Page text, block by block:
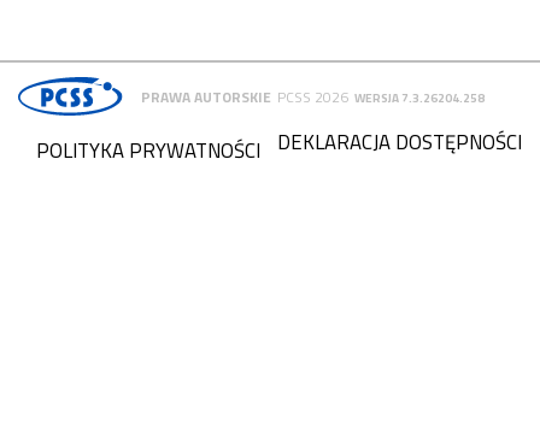
PRAWA AUTORSKIE PCSS 2026 WERSJA 7.3.26204.258
DEKLARACJA DOSTĘPNOŚCI
POLITYKA PRYWATNOŚCI